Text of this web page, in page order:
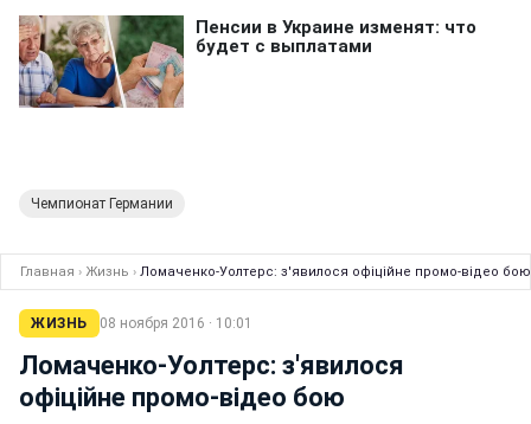
Чемпионат Германии
Главная › Жизнь › Ломаченко-Уолтерс: з'явилося офіційне промо-відео бою
ЖИЗНЬ 08 ноября 2016 · 10:01
Ломаченко-Уолтерс: з'явилося
офіційне промо-відео бою